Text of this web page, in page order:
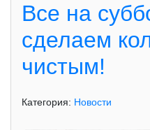
Все на
сделаем
чистым!
Категория: Новости